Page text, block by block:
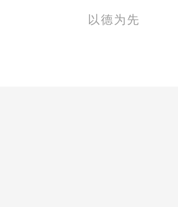
以德为先